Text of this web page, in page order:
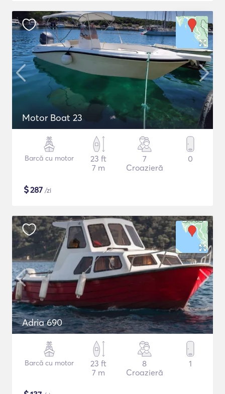
Motor Boat 23
Barcă cu motor
23 ft
7 m
7
Croazieră
0
$287 /zi
Adria 690
Barcă cu motor
23 ft
7 m
8
Croazieră
1